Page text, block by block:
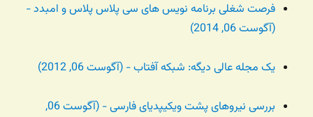
فرصت شغلی برنامه نویس های سی پلاس پلاس و امبدد -
(آگوست 06, 2014)
یک مجله عالی دیگه: شبکه آفتاب - (آگوست 06, 2012)
بررسی نیروهای پشت ویکیپدیای فارسی - (آگوست 06,